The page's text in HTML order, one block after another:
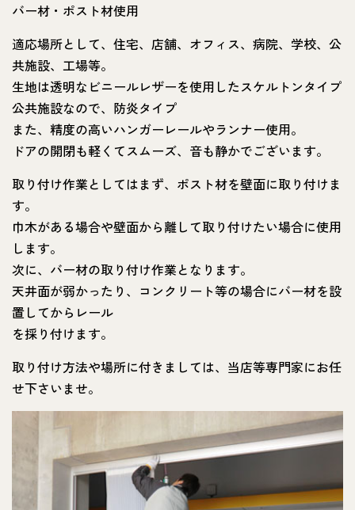
バー材・ポスト材使用
適応場所として、住宅、店舗、オフィス、病院、学校、公
共施設、工場等。
生地は透明なビニールレザーを使用したスケルトンタイプ
公共施設なので、防炎タイプ
また、精度の高いハンガーレールやランナー使用。
ドアの開閉も軽くてスムーズ、音も静かでございます。
取り付け作業としてはまず、ポスト材を壁面に取り付けま
す。
巾木がある場合や壁面から離して取り付けたい場合に使用
します。
次に、バー材の取り付け作業となります。
天井面が弱かったり、コンクリート等の場合にバー材を設
置してからレール
を採り付けます。
取り付け方法や場所に付きましては、当店等専門家にお任
せ下さいませ。